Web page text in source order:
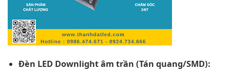
Đèn LED Downlight âm trần (Tán quang/SMD):